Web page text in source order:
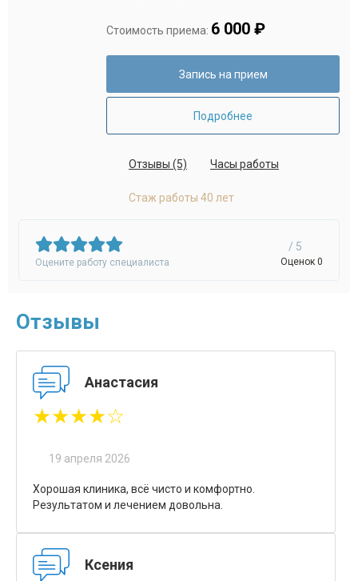
Стоимость приема: 6 000 ₽
Запись на прием
Подробнее
Отзывы (5) Часы работы
Стаж работы 40 лет
Оцените работу специалиста
/ 5
Оценок 0
Отзывы
Анастасия
★★★★☆
19 апреля 2026
Хорошая клиника, всё чисто и комфортно.
Результатом и лечением довольна.
Ксения